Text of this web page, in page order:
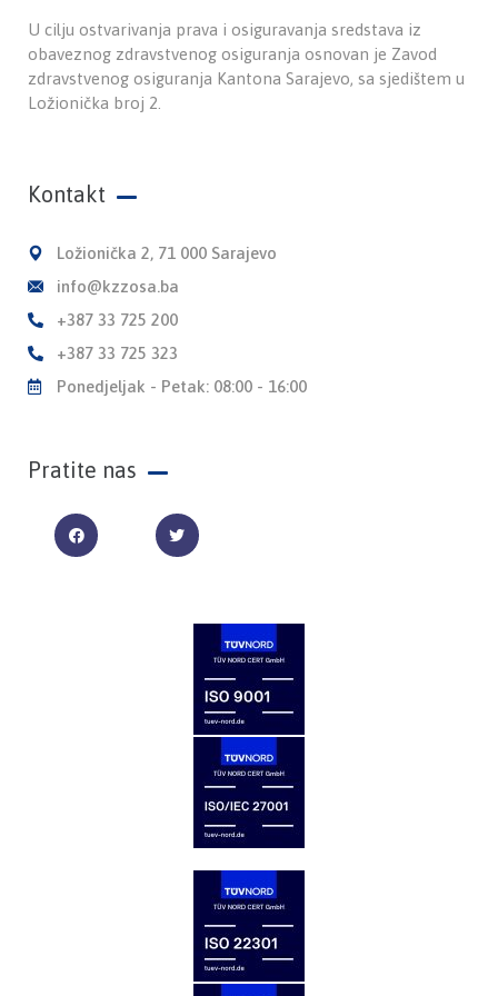
U cilju ostvarivanja prava i osiguravanja sredstava iz
obaveznog zdravstvenog osiguranja osnovan je Zavod
zdravstvenog osiguranja Kantona Sarajevo, sa sjedištem u
Ložionička broj 2.
Kontakt
Ložionička 2, 71 000 Sarajevo
info@kzzosa.ba
+387 33 725 200
+387 33 725 323
Ponedjeljak - Petak: 08:00 - 16:00
Pratite nas